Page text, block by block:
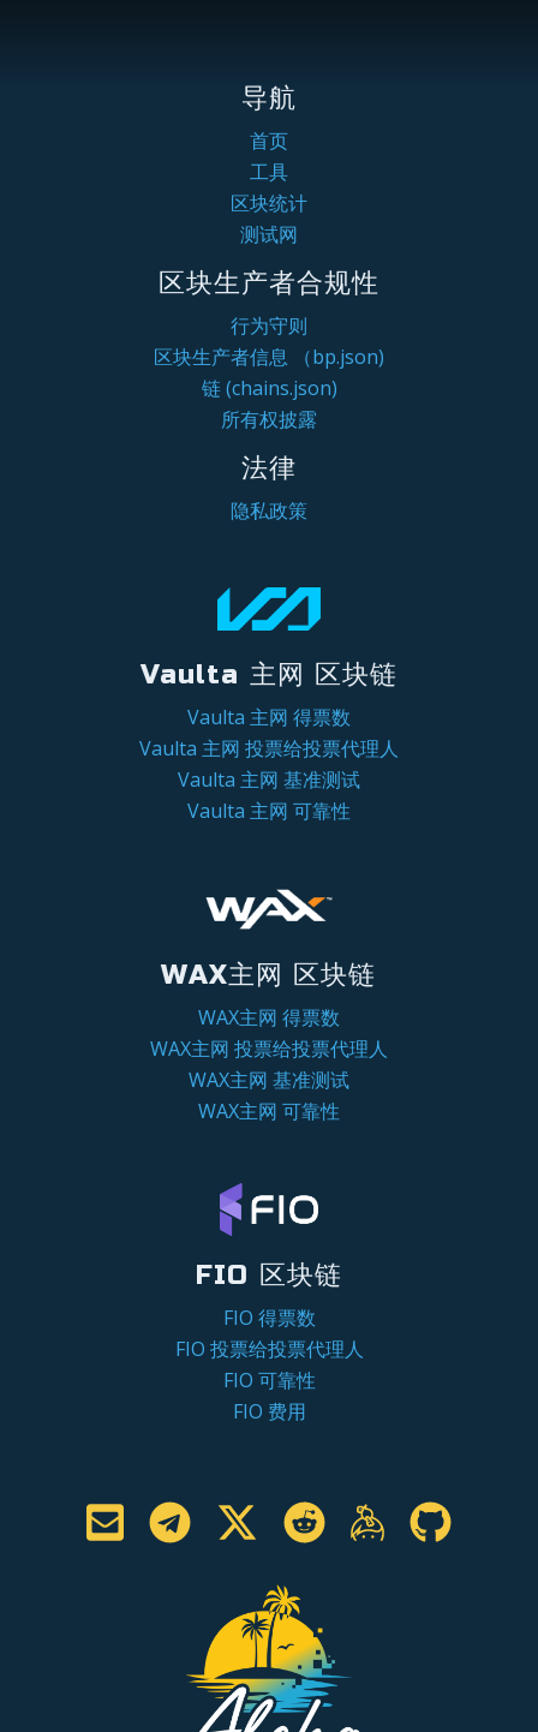
导航
首页
工具
区块统计
测试网
区块生产者合规性
行为守则
区块生产者信息 （bp.json)
链 (chains.json)
所有权披露
法律
隐私政策
Vaulta 主网 区块链
Vaulta 主网 得票数
Vaulta 主网 投票给投票代理人
Vaulta 主网 基准测试
Vaulta 主网 可靠性
WAX主网 区块链
WAX主网 得票数
WAX主网 投票给投票代理人
WAX主网 基准测试
WAX主网 可靠性
FIO 区块链
FIO 得票数
FIO 投票给投票代理人
FIO 可靠性
FIO 费用